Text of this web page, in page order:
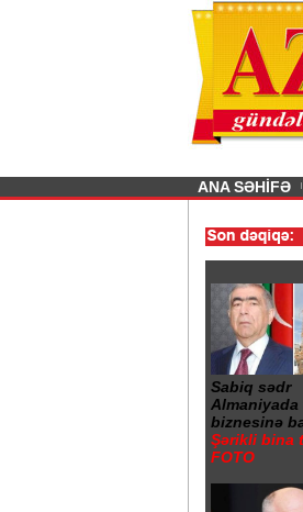
Previous
ANA SƏHİFƏ
Gəncə şəhərində 20
Sabiq sədr
biznesinə
Şərikli bina
FOTO